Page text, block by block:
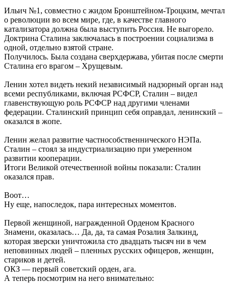
Ильич №1, совместно с жидом Бронштейном-Троцким, мечтал
о революции во всем мире, где, в качестве главного
катализатора должна была выступить Россия. Не выгорело.
Доктрина Сталина заключалась в построении социализма в
одной, отдельно взятой стране.
Получилось. Была создана сверхдержава, убитая после смерти
Сталина его врагом – Хрущевым.
Ленин хотел видеть некий независимый надзорный орган над
всеми республиками, включая РСФСР, Сталин – видел
главенствующую роль РСФСР над другими членами
федерации. Сталинский принцип себя оправдал, ленинский –
оказался в жопе.
Ленин желал развитие частнособственнического НЭПа.
Сталин – стоял за индустриализацию при умеренном
развитии кооперации.
Итоги Великой отечественной войны показали: Сталин
оказался прав.
Воот…
Ну еще, напоследок, пара интересных моментов.
Первой женщиной, награжденной Орденом Красного
Знамени, оказалась… Да, да, та самая Розалия Залкинд,
которая зверски уничтожила сто двадцать тысяч ни в чем
неповинных людей – пленных русских офицеров, женщин,
стариков и детей.
ОКЗ — первый советский орден, ага.
А теперь посмотрим на него внимательно: